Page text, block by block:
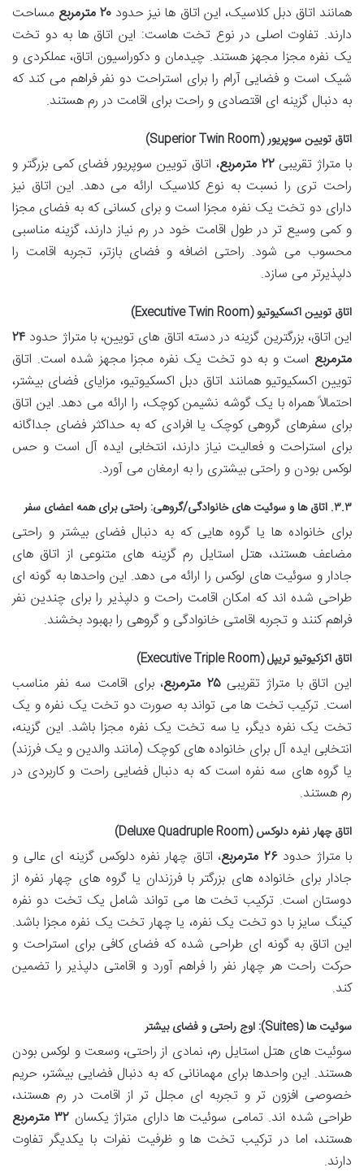
همانند اتاق دبل کلاسیک، این اتاق ها نیز حدود ۲۰ مترمربع
مساحت
دارند. تفاوت اصلی در نوع تخت هاست: این اتاق ها به دو تخت
یک نفره مجزا مجهز هستند. چیدمان و دکوراسیون اتاق، عملکردی و
شیک است و فضایی آرام را برای استراحت دو نفر فراهم می کند که
به دنبال گزینه ای اقتصادی و راحت برای اقامت در رم هستند.
اتاق تویین سوپریور (Superior Twin Room)
با متراژ تقریبی۲۲ مترمربع
، اتاق تویین سوپریور فضای کمی بزرگتر و
راحت تری را نسبت به نوع کلاسیک ارائه می دهد. این اتاق نیز
دارای دو تخت یک نفره مجزا است و برای کسانی که به فضای مجزا
و کمی وسیع تر در طول اقامت خود در رم نیاز دارند، گزینه مناسبی
محسوب می شود. راحتی اضافه و فضای بازتر، تجربه اقامت را
دلپذیرتر می سازد.
اتاق تویین اکسکیوتیو (Executive Twin Room)
این اتاق، بزرگترین گزینه در دسته اتاق های تویین، با متراژ حدود ۲۴
مترمربع است و به دو تخت یک نفره مجزا مجهز شده است. اتاق
تویین اکسکیوتیو همانند اتاق دبل اکسکیوتیو، مزایای فضای بیشتر،
احتمالاً همراه با یک گوشه نشیمن کوچک، را ارائه می دهد. این اتاق
برای سفرهای گروهی کوچک یا افرادی که به حداکثر فضای جداگانه
برای استراحت و فعالیت نیاز دارند، انتخابی ایده آل است و حس
لوکس بودن و راحتی بیشتری را به ارمغان می آورد.
۳.۳. اتاق ها و سوئیت های خانوادگی/گروهی: راحتی برای همه اعضای سفر
برای خانواده ها یا گروه هایی که به دنبال فضای بیشتر و راحتی
مضاعف هستند، هتل استایل رم گزینه های متنوعی از اتاق های
جادار و سوئیت های لوکس را ارائه می دهد. این واحدها به گونه ای
طراحی شده اند که امکان اقامت راحت و دلپذیر را برای چندین نفر
فراهم کنند و تجربه اقامتی خانوادگی و گروهی را بهبود بخشند.
اتاق اکزکیوتیو تریپل (Executive Triple Room)
این اتاق با متراژ تقریبی۲۵ مترمربع
، برای اقامت سه نفر مناسب
است. ترکیب تخت ها می تواند به صورت دو تخت یک نفره و یک
تخت یک نفره دیگر، یا سه تخت یک نفره مجزا باشد. این گزینه،
انتخابی ایده آل برای خانواده های کوچک (مانند والدین و یک فرزند)
یا گروه های سه نفره است که به دنبال فضایی راحت و کاربردی در
رم هستند.
اتاق چهار نفره دلوکس (Deluxe Quadruple Room)
با متراژ حدود۲۶ مترمربع
، اتاق چهار نفره دلوکس گزینه ای عالی و
جادار برای خانواده های بزرگتر با فرزندان یا گروه های چهار نفره از
دوستان است. ترکیب تخت ها می تواند شامل یک تخت دو نفره
کینگ سایز با دو تخت یک نفره، یا چهار تخت یک نفره مجزا باشد.
این اتاق به گونه ای طراحی شده که فضای کافی برای استراحت و
حرکت راحت هر چهار نفر را فراهم آورد و اقامتی دلپذیر را تضمین
کند.
سوئیت ها (Suites): اوج راحتی و فضای بیشتر
سوئیت های هتل استایل رم، نمادی از راحتی، وسعت و لوکس بودن
هستند. این واحدها برای مهمانانی که به دنبال فضایی بیشتر، حریم
خصوصی افزون تر و تجربه ای مجلل تر از اقامت در رم هستند،
طراحی شده اند. تمامی سوئیت ها دارای متراژ یکسان ۳۲ مترمربع
هستند، اما در ترکیب تخت ها و ظرفیت نفرات با یکدیگر تفاوت
دارند.